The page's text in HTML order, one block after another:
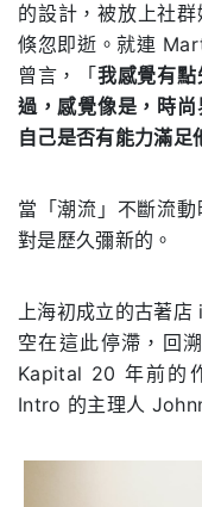
的設計，被放上社
倏忽即逝。就連
曾言，「我感覺有
過，感覺像是，時
自己是否有能力滿足
當「潮流」不斷流
對是歷久彌新的。
上海初成立的古著
空在這此停滯，回
Kapital 20 年前的
Intro 的主理人